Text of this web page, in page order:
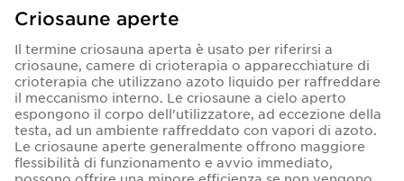
Criosaune aperte
Il termine criosauna aperta è usato per riferirsi a
criosaune, camere di crioterapia o apparecchiature di
crioterapia che utilizzano azoto liquido per raffreddare
il meccanismo interno. Le criosaune a cielo aperto
espongono il corpo dell'utilizzatore, ad eccezione della
testa, ad un ambiente raffreddato con vapori di azoto.
Le criosaune aperte generalmente offrono maggiore
flessibilità di funzionamento e avvio immediato,